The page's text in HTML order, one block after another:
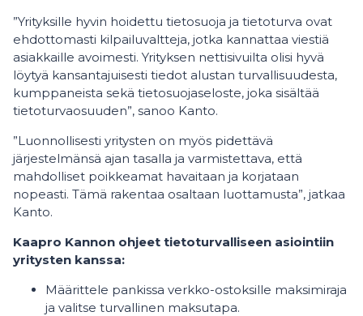
”Yrityksille hyvin hoidettu tietosuoja ja tietoturva ovat
ehdottomasti kilpailuvaltteja, jotka kannattaa viestiä
asiakkaille avoimesti. Yrityksen nettisivuilta olisi hyvä
löytyä kansantajuisesti tiedot alustan turvallisuudesta,
kumppaneista sekä tietosuojaseloste, joka sisältää
tietoturvaosuuden”, sanoo Kanto.
”Luonnollisesti yritysten on myös pidettävä
järjestelmänsä ajan tasalla ja varmistettava, että
mahdolliset poikkeamat havaitaan ja korjataan
nopeasti. Tämä rakentaa osaltaan luottamusta”, jatkaa
Kanto.
Kaapro Kannon ohjeet tietoturvalliseen asiointiin
yritysten kanssa:
Määrittele pankissa verkko-ostoksille maksimiraja
ja valitse turvallinen maksutapa.